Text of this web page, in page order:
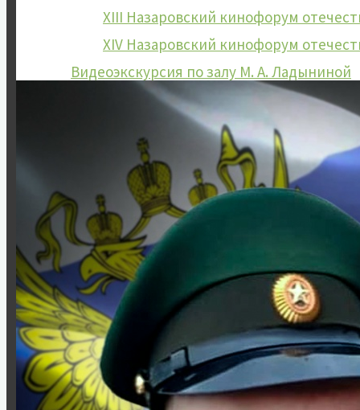
XIII Назаровский кинофорум
XIV Назаровский кинофорум
Видеоэкскурсия по залу М. А. Ладыниной
История Назарово
Руководители города
Почётные граждане
История звания «Почётный
Первый почетный гражданин
Интеллигенция Назарово
Из истории комсомольской организации
Из истории пионерской организации
Декабрист Арбузов Антон Петрович
ВОВ 1941-1945 гг